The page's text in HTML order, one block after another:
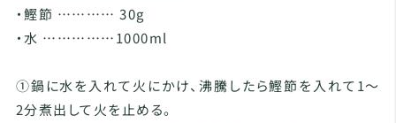
・鰹節 ………… 30g
・水 ……………1000ml
①鍋に水を入れて火にかけ、沸騰したら鰹節を入れて1～
2分煮出して火を止める。